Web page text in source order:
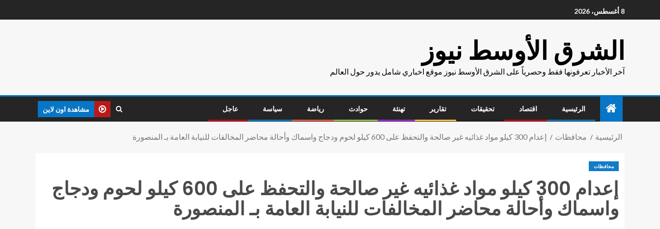
8 أغسطس، 2026
الشرق الأوسط نيوز
آخر الأخبار تعرفونها فقط وحصرياً على الشرق الأوسط نيوز موقع اخباري شامل يدور حول العالم
الرئيسية اقتصاد تحقيقات تقارير تهنئة حوادث رياضة سياسة عاجل مشاهدة اون لاين
الرئيسية محافظات إعدام 300 كيلو مواد غذائيه غير صالحة والتحفظ على 600 كيلو لحوم ودجاج واسماك وأحالة محاضر المخالفات للنيابة العامة بـ المنصورة
محافظات
إعدام 300 كيلو مواد غذائيه غير صالحة والتحفظ على 600 كيلو لحوم ودجاج
واسماك وأحالة محاضر المخالفات للنيابة العامة بـ المنصورة